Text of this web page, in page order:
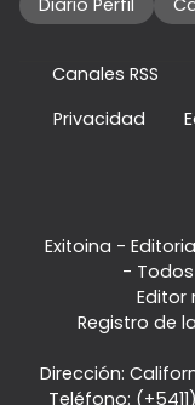
Canales RSS
Privacidad
Exitoina -
-
Editor
Registro de
Dirección:
Teléfono: